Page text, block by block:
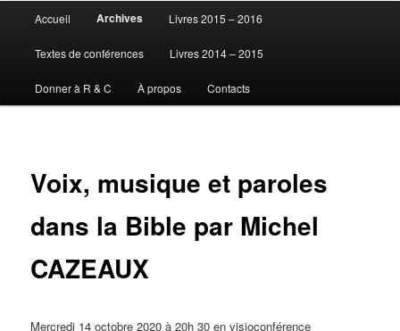
principal
Accueil Archives Livres 2015 – 2016
Textes de conférences Livres 2014 – 2015
Donner à R & C À propos Contacts
Voix, musique et paroles
dans la Bible par Michel
CAZEAUX
Mercredi 14 octobre 2020 à 20h 30 en visioconférence